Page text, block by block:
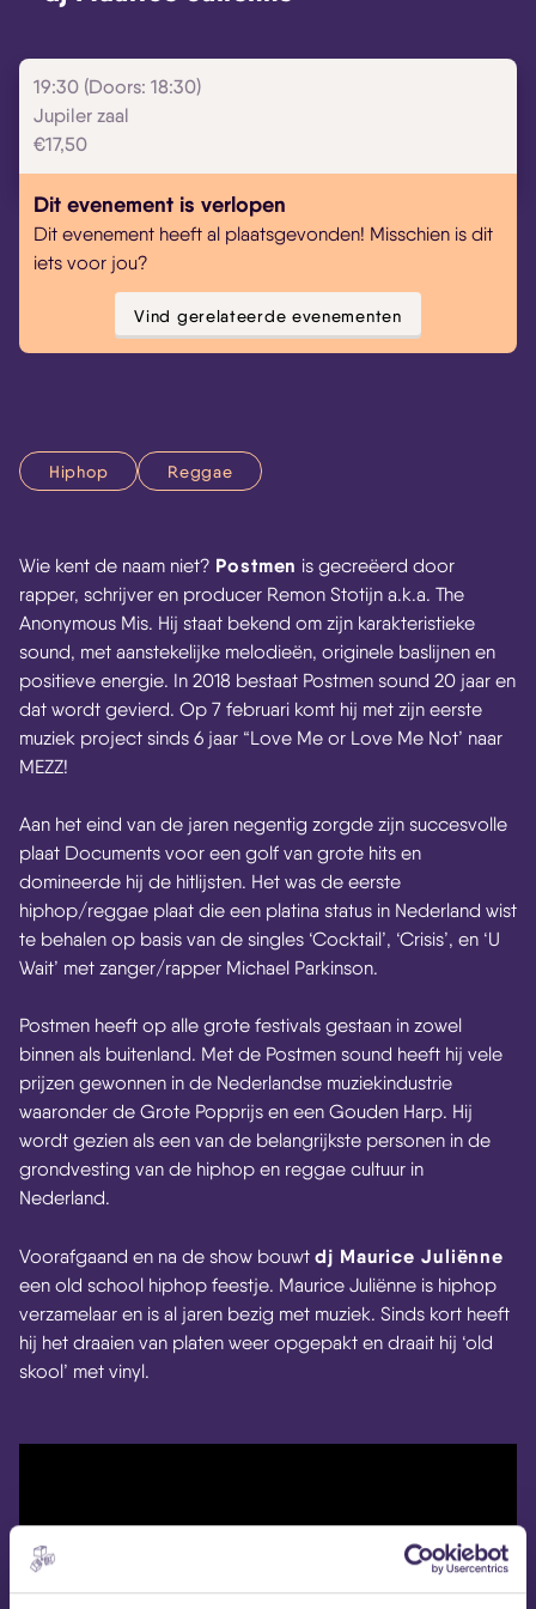
19:30 (Doors: 18:30)
Jupiler zaal
€17,50
Dit evenement is verlopen
Dit evenement heeft al plaatsgevonden! Misschien is dit
iets voor jou?
Vind gerelateerde evenementen
Hiphop Reggae
Wie kent de naam niet? Postmen is gecreëerd door
rapper, schrijver en producer Remon Stotijn a.k.a. The
Anonymous Mis. Hij staat bekend om zijn karakteristieke
sound, met aanstekelijke melodieën, originele baslijnen en
positieve energie. In 2018 bestaat Postmen sound 20 jaar en
dat wordt gevierd. Op 7 februari komt hij met zijn eerste
muziek project sinds 6 jaar “Love Me or Love Me Not’ naar
MEZZ!
Aan het eind van de jaren negentig zorgde zijn succesvolle
plaat Documents voor een golf van grote hits en
domineerde hij de hitlijsten. Het was de eerste
hiphop/reggae plaat die een platina status in Nederland wist
te behalen op basis van de singles ‘Cocktail’, ‘Crisis’, en ‘U
Wait’ met zanger/rapper Michael Parkinson.
Postmen heeft op alle grote festivals gestaan in zowel
binnen als buitenland. Met de Postmen sound heeft hij vele
prijzen gewonnen in de Nederlandse muziekindustrie
waaronder de Grote Popprijs en een Gouden Harp. Hij
wordt gezien als een van de belangrijkste personen in de
grondvesting van de hiphop en reggae cultuur in
Nederland.
Voorafgaand en na de show bouwt dj Maurice Juliënne
een old school hiphop feestje. Maurice Juliënne is hiphop
verzamelaar en is al jaren bezig met muziek. Sinds kort heeft
hij het draaien van platen weer opgepakt en draait hij ‘old
skool’ met vinyl.